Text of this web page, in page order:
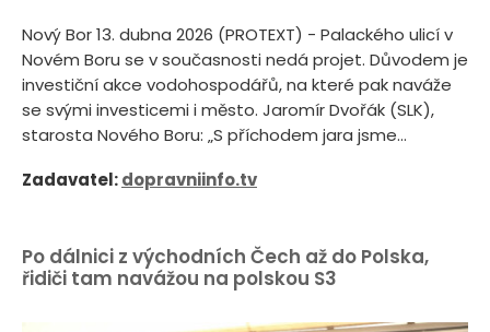
Nový Bor 13. dubna 2026 (PROTEXT) - Palackého ulicí v
Novém Boru se v současnosti nedá projet. Důvodem je
investiční akce vodohospodářů, na které pak naváže
se svými investicemi i město. Jaromír Dvořák (SLK),
starosta Nového Boru: „S příchodem jara jsme...
Zadavatel:dopravniinfo.tv
Po dálnici z východních Čech až do Polska,
řidiči tam navážou na polskou S3